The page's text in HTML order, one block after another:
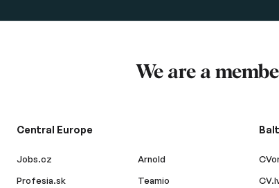
We are a
Central Europe
Jobs.cz
Profesia.sk
Arnold
Teamio